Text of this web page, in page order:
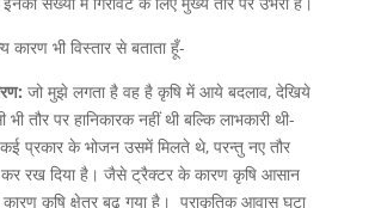
भी विस्तार से बताता हूँ-
जो मुझे लगता है वह है कृषि में आये बदलाव, देखिये
भी तौर पर हानिकारक नहीं थी बल्कि लाभकारी थी-
कई प्रकार के भोजन उसमें मिलते थे, परन्तु नए तौर
रख दिया है। जैसे ट्रैक्टर के कारण कृषि आसान
कृषि क्षेत्र बढ़ गया है। प्राकृतिक आवास घटा